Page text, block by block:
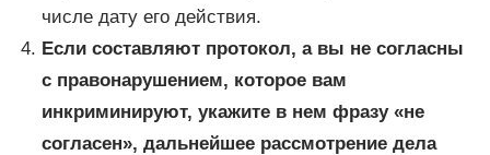
числе дату его действия.
Если составляют протокол, а вы не согласны
с правонарушением, которое вам
инкриминируют, укажите в нем фразу «не
согласен», дальнейшее рассмотрение дела